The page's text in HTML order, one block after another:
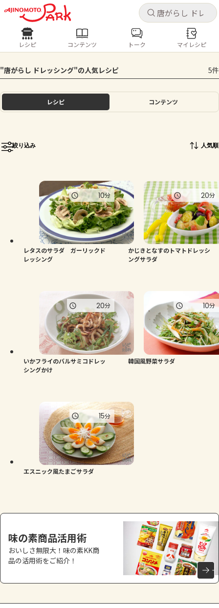
キャ
ログインするとレシピを保存できます
ログイン
ホーム
トーク
よくあるお問い合わせ
お買い物
キャ
レシピ コンテンツ
人気の食材・レシピ
きゅうり なす トマト とうもろこし
ピーマン
レシピ コンテンツ トーク マイレシピ
"唐がらし ドレッシング"の人気レシピ 5件
レシピ コンテンツ
絞り込み 人気順
レタスのサラダ ガーリックド
レッシング
10分
かじきとなすのトマトドレッシ
ングサラダ
20分
いかフライのバルサミコドレッ
シングかけ
20分
韓国風野菜サラダ
10分
エスニック風たまごサラダ
15分
味の素商品活用術
おいしさ無限大！味の素KK商
品の活用術をご紹介！